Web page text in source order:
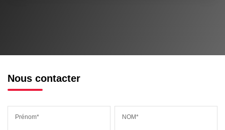
Nous contacter
Prénom* NOM*